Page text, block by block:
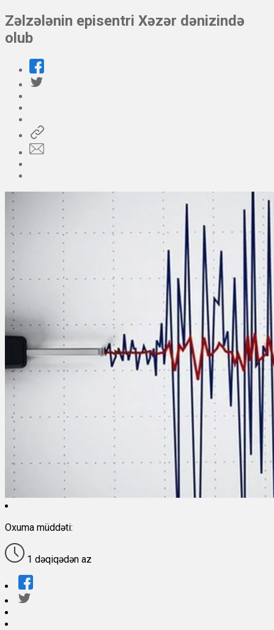
Zəlzələnin episentri Xəzər dənizində
olub
Oxuma müddəti:
1 dəqiqədən az